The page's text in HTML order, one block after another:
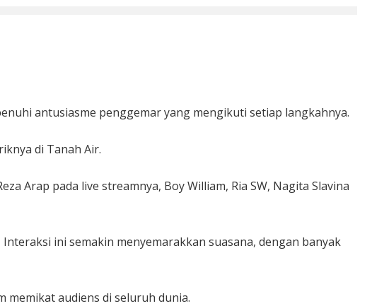
antusiasme penggemar yang mengikuti setiap langkahnya.
di Tanah Air.
Arap pada live streamnya, Boy William, Ria SW, Nagita Slavina
ini semakin menyemarakkan suasana, dengan banyak
memikat audiens di seluruh dunia.